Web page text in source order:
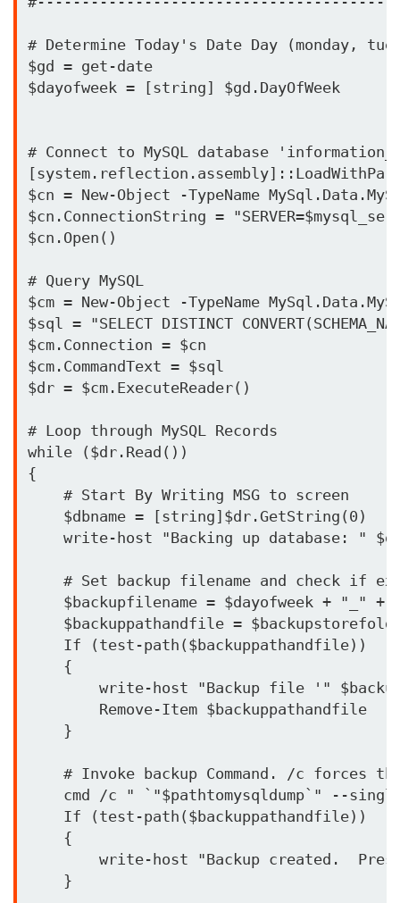
# Determine Today's Date Day (monday,
$gd = get-date
$dayofweek = [string] $gd.DayOfWeek
# Connect to MySQL database
$cn = New-Object -TypeName
$cn.ConnectionString =
$cn.Open()
# Query MySQL
$cm = New-Object -TypeName
$sql = "SELECT DISTINCT
$cm.Connection = $cn
$cm.CommandText = $sql
$dr = $cm.ExecuteReader()
# Loop through MySQL Records
while ($dr.Read())
{
    # Start By Writing MSG to screen
    $dbname = [string]$dr.GetString(0)
write-host "Backing up database: "
# Set backup filename and check if
$backupfilename = $dayofweek + "_" +
$backuppathandfile =
    If (test-path($backuppathandfile))
    {
write-host "Backup file '"
        Remove-Item $backuppathandfile
    }
# Invoke backup Command. /c forces
cmd /c " `"$pathtomysqldump`" --
    If (test-path($backuppathandfile))
    {
write-host "Backup created.
    }